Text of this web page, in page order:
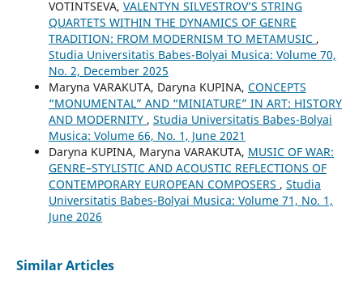
VOTINTSEVA, VALENTYN SILVESTROV’S STRING
QUARTETS WITHIN THE DYNAMICS OF GENRE
TRADITION: FROM MODERNISM TO METAMUSIC ,
Studia Universitatis Babes-Bolyai Musica: Volume 70,
No. 2, December 2025
Maryna VARAKUTA, Daryna KUPINA, CONCEPTS
“MONUMENTAL” AND “MINIATURE” IN ART: HISTORY
AND MODERNITY , Studia Universitatis Babes-Bolyai
Musica: Volume 66, No. 1, June 2021
Daryna KUPINA, Maryna VARAKUTA, MUSIC OF WAR:
GENRE–STYLISTIC AND ACOUSTIC REFLECTIONS OF
CONTEMPORARY EUROPEAN COMPOSERS , Studia
Universitatis Babes-Bolyai Musica: Volume 71, No. 1,
June 2026
Similar Articles